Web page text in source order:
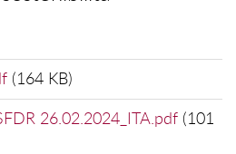
(164 KB)
26.02.2024_ITA.pdf (101